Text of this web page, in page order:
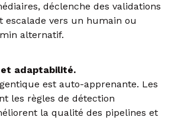
déclenche des validations
escalade vers un humain ou
alternatif.
adaptabilité.
est auto-apprenante. Les
les règles de détection
la qualité des pipelines et